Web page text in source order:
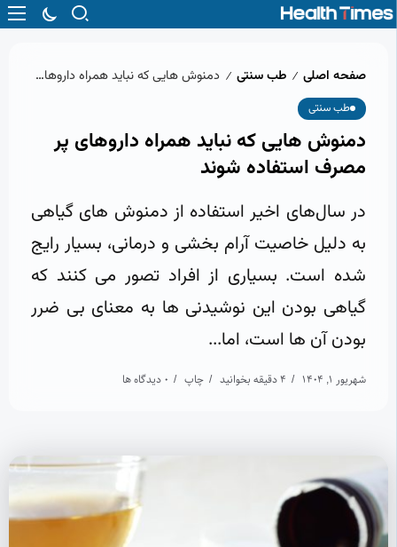
صفحه اصلی / طب سنتی / دمنوش‌ هایی که نباید همراه داروهای پر مصرف استفاده شوند
طب سنتی
دمنوش‌ هایی که نباید همراه داروهای پر
مصرف استفاده شوند
در سال‌های اخیر استفاده از دمنوش‌ های گیاهی
به دلیل خاصیت آرام‌ بخشی و درمانی، بسیار رایج
شده است. بسیاری از افراد تصور می‌ کنند که
گیاهی بودن این نوشیدنی‌ ها به معنای بی‌ ضرر
بودن آن‌ ها است، اما...
شهریور 1, 1404 4 دقیقه بخوانید چاپ 0 دیدگاه ها